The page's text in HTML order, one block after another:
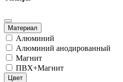
Материал
Алюминий
Алюминий анодированный
Магнит
ПВХ+Магнит
Цвет